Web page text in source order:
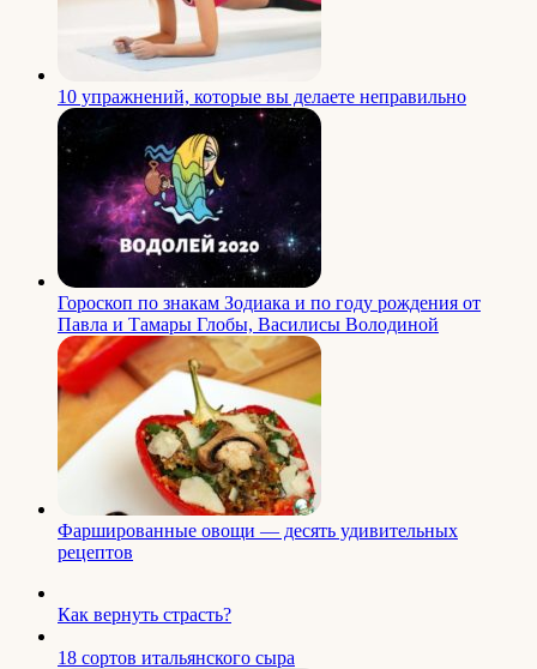
10 упражнений, которые вы делаете неправильно
Гороскоп по знакам Зодиака и по году рождения от
Павла и Тамары Глобы, Василисы Володиной
Фаршированные овощи — десять удивительных
рецептов
Как вернуть страсть?
18 сортов итальянского сыра